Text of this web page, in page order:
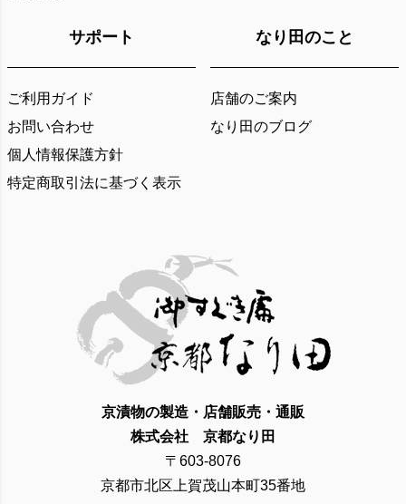
サポート
ご利用ガイド
お問い合わせ
個人情報保護方針
特定商取引法に基づく表示
なり田のこと
店舗のご案内
なり田のブログ
京漬物の製造・店舗販売・通販
株式会社 京都なり田
〒603-8076
京都市北区上賀茂山本町35番地